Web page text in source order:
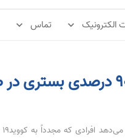
الکترونیک تماس